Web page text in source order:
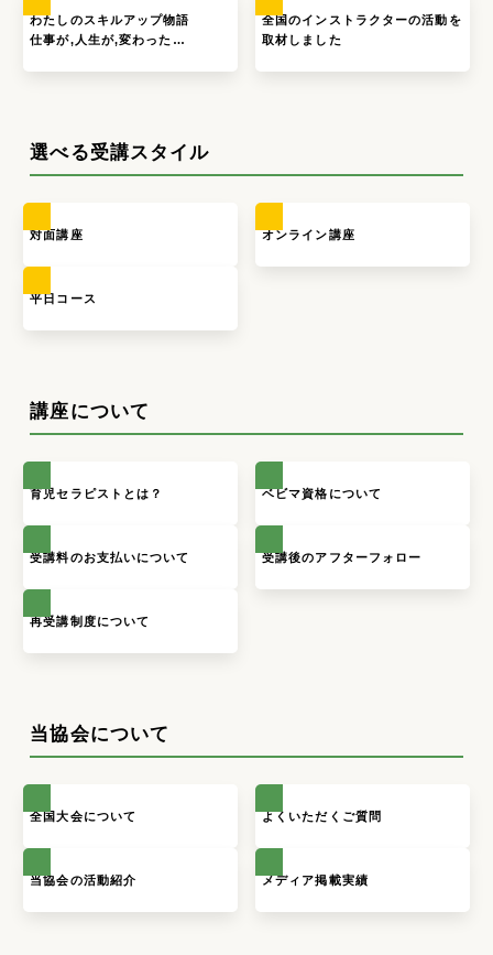
わたしのスキルアップ物語
仕事が,人生が,変わった…
全国のインストラクターの活動を
取材しました
選べる受講スタイル
対面講座 オンライン講座
平日コース
講座について
育児セラピストとは？ ベビマ資格について
受講料のお支払いについて 受講後のアフターフォロー
再受講制度について
当協会について
全国大会について よくいただくご質問
当協会の活動紹介 メディア掲載実績